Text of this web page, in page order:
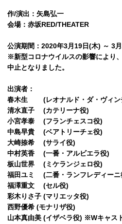
作/演出：矢島弘一
会場：赤坂RED/THEATER
公演期間：2020年3月19日(木) ～ 3
※新型コロナウイルスの影響により
中止となりました。
出演者：
春木生 (レオナルド・ダ・ヴィン
清水直子 (カテリーナ役)
小宮孝泰 (フランチェスコ役)
中島早貴 (ベアトリーチェ役)
大崎捺希 (サライ役)
中村英香 (一番・アルビエラ役)
板山世界 (ミケランジェロ役)
福田ユミ (二番・ランフレディーニ
福澤重文 (セル役)
彩木りさ子 (マリエッタ役)
西野優希 (モナリザ役)
山本真由美 (イザベラ役) ※Wキャス